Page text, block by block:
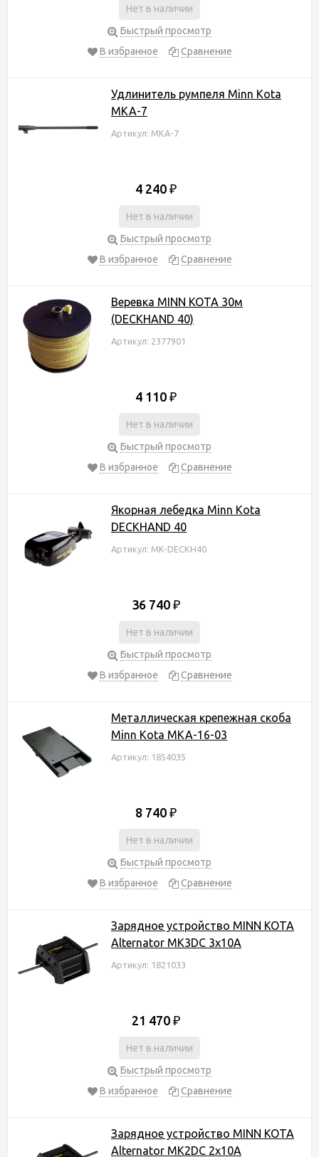
Нет в наличии
Быстрый просмотр
В избранное
Сравнение
Удлинитель румпеля Minn Kota
MKA-7
Артикул: MKA-7
4 240 ₽
Нет в наличии
Быстрый просмотр
В избранное
Сравнение
Веревка MINN KOTA 30м
(DECKHAND 40)
Артикул: 2377901
4 110 ₽
Нет в наличии
Быстрый просмотр
В избранное
Сравнение
Якорная лебедка Minn Kota
DECKHAND 40
Артикул: MK-DECKH40
36 740 ₽
Нет в наличии
Быстрый просмотр
В избранное
Сравнение
Металлическая крепежная скоба
Minn Kota MKA-16-03
Артикул: 1854035
8 740 ₽
Нет в наличии
Быстрый просмотр
В избранное
Сравнение
Зарядное устройство MINN KOTA
Alternator MK3DC 3x10A
Артикул: 1821033
21 470 ₽
Нет в наличии
Быстрый просмотр
В избранное
Сравнение
Зарядное устройство MINN KOTA
Alternator MK2DC 2x10A